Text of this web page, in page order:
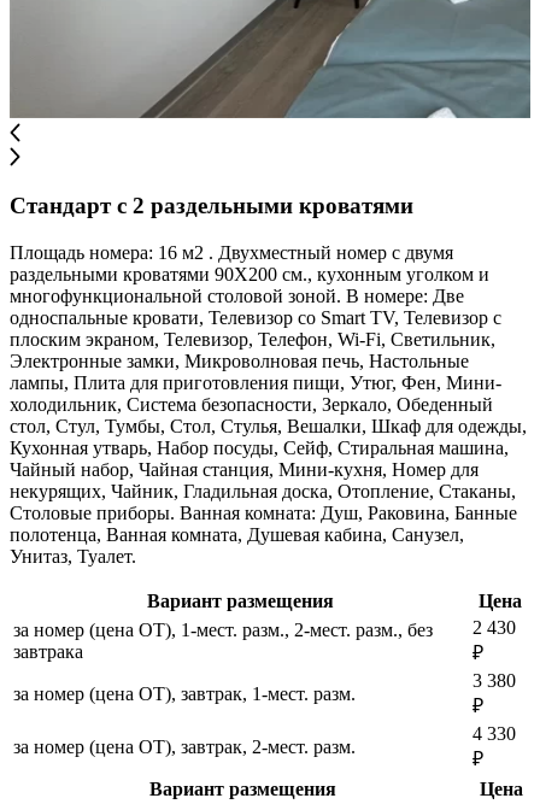
Стандарт с 2 раздельными кроватями
Площадь номера: 16 м2 . Двухместный номер с двумя
раздельными кроватями 90Х200 см., кухонным уголком и
многофункциональной столовой зоной. В номере: Две
односпальные кровати, Телевизор со Smart TV, Телевизор с
плоским экраном, Телевизор, Телефон, Wi-Fi, Светильник,
Электронные замки, Микроволновая печь, Настольные
лампы, Плита для приготовления пищи, Утюг, Фен, Мини-
холодильник, Система безопасности, Зеркало, Обеденный
стол, Стул, Тумбы, Стол, Стулья, Вешалки, Шкаф для одежды,
Кухонная утварь, Набор посуды, Сейф, Стиральная машина,
Чайный набор, Чайная станция, Мини-кухня, Номер для
некурящих, Чайник, Гладильная доска, Отопление, Стаканы,
Столовые приборы. Ванная комната: Душ, Раковина, Банные
полотенца, Ванная комната, Душевая кабина, Санузел,
Унитаз, Туалет.
Вариант размещения
Цена
за номер (цена ОТ), 1-мест. разм., 2-мест. разм., без
завтрака
2 430
₽
за номер (цена ОТ), завтрак, 1-мест. разм.
3 380
₽
за номер (цена ОТ), завтрак, 2-мест. разм.
4 330
₽
Вариант размещения
Цена